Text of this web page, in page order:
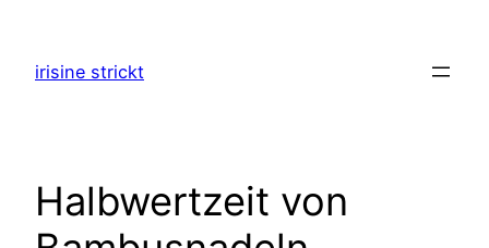
springen
irisine strickt
Halbwertzeit von